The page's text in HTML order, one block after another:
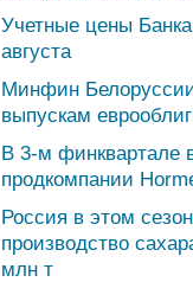
Учетные цены
августа
Минфин
выпускам
В 3-м финквартале
продкомпании
Россия в этом
производство
млн т